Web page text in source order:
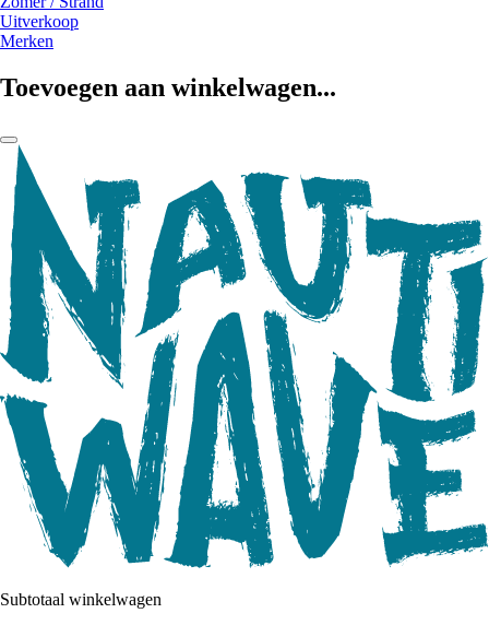
Uitverkoop
Merken
Toevoegen aan winkelwagen...
Subtotaal winkelwagen